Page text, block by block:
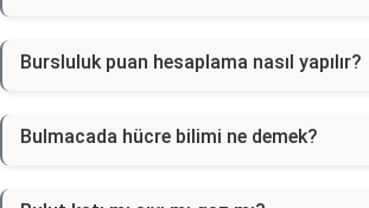
Bursluluk puan hesaplama nasıl yapılır?
Bulmacada hücre bilimi ne demek?